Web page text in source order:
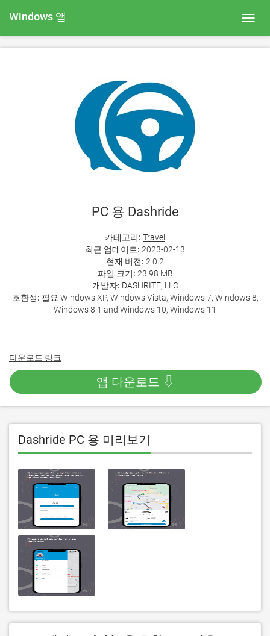
Windows 앱
PC 용 Dashride
카테고리: Travel
최근 업데이트: 2023-02-13
현재 버전: 2.0.2
파일 크기: 23.98 MB
개발자: DASHRITE, LLC
호환성: 필요 Windows XP, Windows Vista, Windows 7, Windows 8,
Windows 8.1 and Windows 10, Windows 11
다운로드 링크
앱 다운로드 ⇩
Dashride PC 용 미리보기